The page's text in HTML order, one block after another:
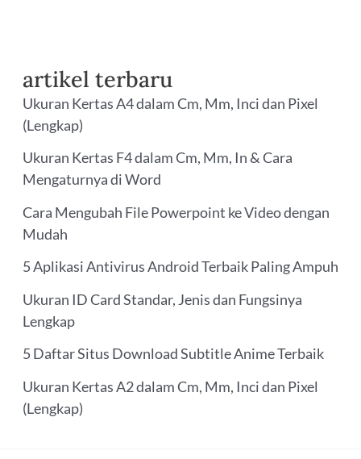
artikel terbaru
Ukuran Kertas A4 dalam Cm, Mm, Inci dan Pixel
(Lengkap)
Ukuran Kertas F4 dalam Cm, Mm, In & Cara
Mengaturnya di Word
Cara Mengubah File Powerpoint ke Video dengan
Mudah
5 Aplikasi Antivirus Android Terbaik Paling Ampuh
Ukuran ID Card Standar, Jenis dan Fungsinya
Lengkap
5 Daftar Situs Download Subtitle Anime Terbaik
Ukuran Kertas A2 dalam Cm, Mm, Inci dan Pixel
(Lengkap)